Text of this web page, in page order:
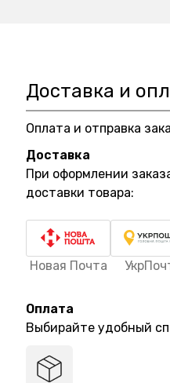
Доставка и
Оплата и отправка
Доставка
При оформлении
доставки товара:
Новая Почта
Оплата
Выбирайте удобный